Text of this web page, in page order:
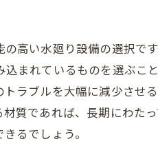
高い水廻り設備の選択で
まれているものを選ぶこ
ラブルを大幅に減少させ
質であれば、長期にわた
るでしょう。